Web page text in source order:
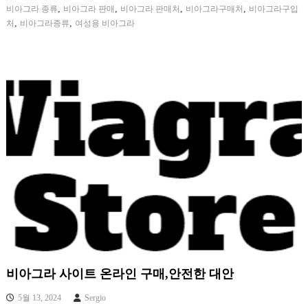
비아그라 종류 비아그라 판매 비아그라 판매처 비아그라구매처
비아그라구입
처
비아그라종류 여성용 비아그라
비아그라 사이트 온라인 구매,안전한 대안
5월 13, 2024 Sergio